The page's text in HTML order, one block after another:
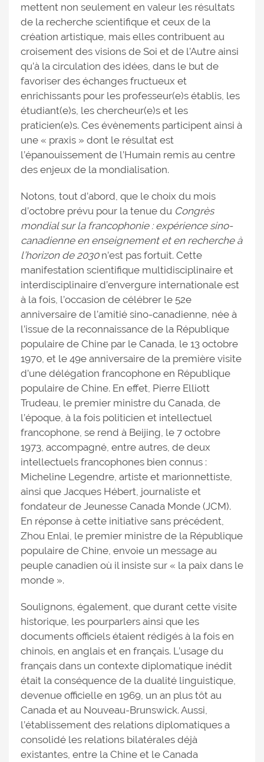
mettent non seulement en valeur les résultats
de la recherche scientifique et ceux de la
création artistique, mais elles contribuent au
croisement des visions de Soi et de l’Autre ainsi
qu’à la circulation des idées, dans le but de
favoriser des échanges fructueux et
enrichissants pour les professeur(e)s établis, les
étudiant(e)s, les chercheur(e)s et les
praticien(e)s. Ces évènements participent ainsi à
une « praxis » dont le résultat est
l’épanouissement de l’Humain remis au centre
des enjeux de la mondialisation.
Notons, tout d’abord, que le choix du mois
d’octobre prévu pour la tenue du Congrès
mondial sur la francophonie : expérience sino-
canadienne en enseignement et en recherche à
l’horizon de 2030n’est pas fortuit. Cette
manifestation scientifique multidisciplinaire et
interdisciplinaire d’envergure internationale est
à la fois, l’occasion de célébrer le 52e
anniversaire de l’amitié sino-canadienne, née à
l’issue de la reconnaissance de la République
populaire de Chine par le Canada, le 13 octobre
1970, et le 49e anniversaire de la première visite
d’une délégation francophone en République
populaire de Chine. En effet, Pierre Elliott
Trudeau, le premier ministre du Canada, de
l’époque, à la fois politicien et intellectuel
francophone, se rend à Beijing, le 7 octobre
1973, accompagné, entre autres, de deux
intellectuels francophones bien connus :
Micheline Legendre, artiste et marionnettiste,
ainsi que Jacques Hébert, journaliste et
fondateur de Jeunesse Canada Monde (JCM).
En réponse à cette initiative sans précédent,
Zhou Enlai, le premier ministre de la République
populaire de Chine, envoie un message au
peuple canadien où il insiste sur « la paix dans le
monde ».
Soulignons, également, que durant cette visite
historique, les pourparlers ainsi que les
documents officiels étaient rédigés à la fois en
chinois, en anglais et en français. L’usage du
français dans un contexte diplomatique inédit
était la conséquence de la dualité linguistique,
devenue officielle en 1969, un an plus tôt au
Canada et au Nouveau-Brunswick. Aussi,
l’établissement des relations diplomatiques a
consolidé les relations bilatérales déjà
existantes, entre la Chine et le Canada